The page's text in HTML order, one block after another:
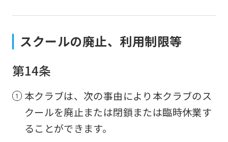
スクールの廃止、利用制限等
第14条
本クラブは、次の事由により本クラブのス
クールを廃止または閉鎖または臨時休業す
ることができます。
translation
from
the